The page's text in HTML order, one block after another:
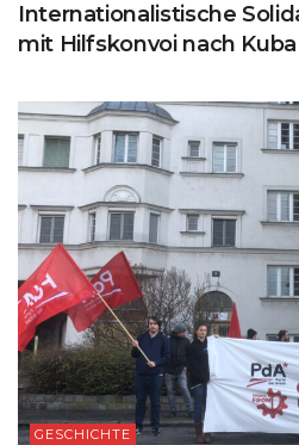
Internationalistische
mit Hilfskonvoi nach Kuba
GESCHICHTE